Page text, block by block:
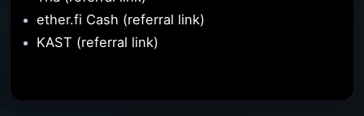
ether.fi Cash (referral link)
KAST (referral link)